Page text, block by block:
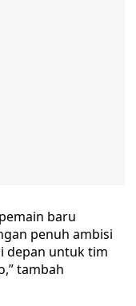
baru
penuh ambisi
depan untuk tim
tambah